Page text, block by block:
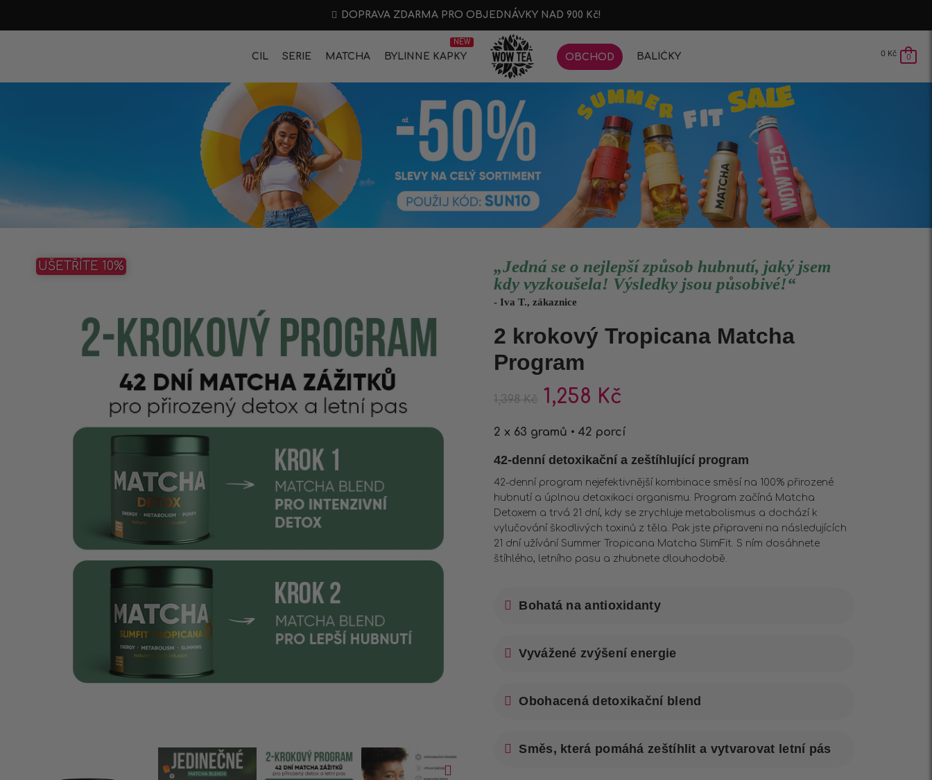
DOPRAVA ZDARMA PRO OBJEDNÁVKY NAD 900 Kč!
CÍL SÉRIE MATCHA
NEW
BYLINNÉ KAPKY OBCHOD BALÍČKY 0 Kč 0
UŠETŘÍTE 10%
„Jedná se o nejlepší způsob hubnutí, jaký jsem
kdy vyzkoušela! Výsledky jsou působivé!“
- Iva T., zákaznice
2 krokový Tropicana Matcha
Program
1,398Kč 1,258 Kč
2 x 63 gramů • 42 porcí
42-denní detoxikační a zeštíhlující program
42-denní program nejefektivnější kombinace směsí na 100% přirozené
hubnutí a úplnou detoxikaci organismu. Program začíná Matcha
Detoxem a trvá 21 dní, kdy se zrychluje metabolismus a dochází k
vylučování škodlivých toxinů z těla. Pak jste připraveni na následujících
21 dní užívání Summer Tropicana Matcha SlimFit. S ním dosáhnete
štíhlého, letního pasu a zhubnete dlouhodobě.
Bohatá na antioxidanty
Vyvážené zvýšení energie
Obohacená detoxikační blend
Směs, která pomáhá zeštíhlit a vytvarovat letní pás